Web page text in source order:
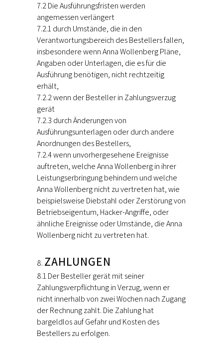
7.2 Die Ausführungsfristen werden
angemessen verlängert
7.2.1 durch Umstände, die in den
Verantwortungsbereich des Bestellers fallen,
insbesondere wenn Anna Wollenberg Pläne,
Angaben oder Unterlagen, die es für die
Ausführung benötigen, nicht rechtzeitig
erhält,
7.2.2 wenn der Besteller in Zahlungsverzug
gerät
7.2.3 durch Änderungen von
Ausführungsunterlagen oder durch andere
Anordnungen des Bestellers,
7.2.4 wenn unvorhergesehene Ereignisse
auftreten, welche Anna Wollenberg in ihrer
Leistungserbringung behindern und welche
Anna Wollenberg nicht zu vertreten hat, wie
beispielsweise Diebstahl oder Zerstörung von
Betriebseigentum, Hacker-Angriffe, oder
ähnliche Ereignisse oder Umstände, die Anna
Wollenberg nicht zu vertreten hat.
ZAHLUNGEN
8.1 Der Besteller gerät mit seiner
Zahlungsverpflichtung in Verzug, wenn er
nicht innerhalb von zwei Wochen nach Zugang
der Rechnung zahlt. Die Zahlung hat
bargeldlos auf Gefahr und Kosten des
Bestellers zu erfolgen.